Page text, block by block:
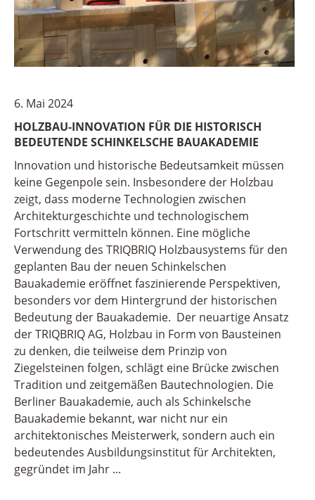
6. Mai 2024
HOLZBAU-INNOVATION FÜR DIE HISTORISCH
BEDEUTENDE SCHINKELSCHE BAUAKADEMIE
Innovation und historische Bedeutsamkeit müssen
keine Gegenpole sein. Insbesondere der Holzbau
zeigt, dass moderne Technologien zwischen
Architekturgeschichte und technologischem
Fortschritt vermitteln können. Eine mögliche
Verwendung des TRIQBRIQ Holzbausystems für den
geplanten Bau der neuen Schinkelschen
Bauakademie eröffnet faszinierende Perspektiven,
besonders vor dem Hintergrund der historischen
Bedeutung der Bauakademie. Der neuartige Ansatz
der TRIQBRIQ AG, Holzbau in Form von Bausteinen
zu denken, die teilweise dem Prinzip von
Ziegelsteinen folgen, schlägt eine Brücke zwischen
Tradition und zeitgemäßen Bautechnologien. Die
Berliner Bauakademie, auch als Schinkelsche
Bauakademie bekannt, war nicht nur ein
architektonisches Meisterwerk, sondern auch ein
bedeutendes Ausbildungsinstitut für Architekten,
gegründet im Jahr